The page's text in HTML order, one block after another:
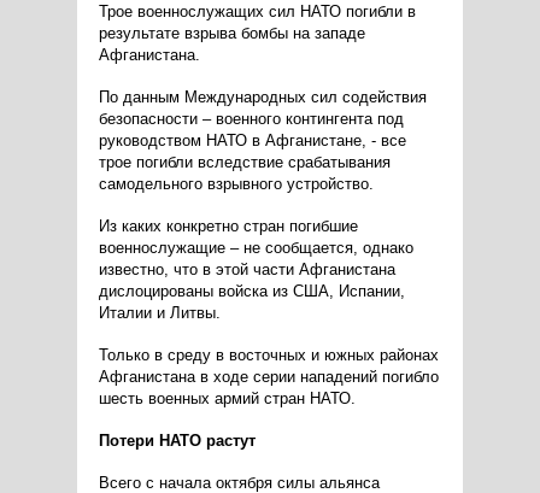
Трое военнослужащих сил НАТО погибли в
результате взрыва бомбы на западе
Афганистана.
По данным Международных сил содействия
безопасности – военного контингента под
руководством НАТО в Афганистане, - все
трое погибли вследствие срабатывания
самодельного взрывного устройство.
Из каких конкретно стран погибшие
военнослужащие – не сообщается, однако
известно, что в этой части Афганистана
дислоцированы войска из США, Испании,
Италии и Литвы.
Только в среду в восточных и южных районах
Афганистана в ходе серии нападений погибло
шесть военных армий стран НАТО.
Потери НАТО растут
Всего с начала октября силы альянса